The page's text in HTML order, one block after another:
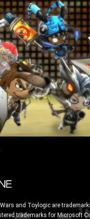
and Toylogic are
trademarks for Microsoft